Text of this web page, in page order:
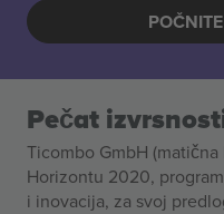
Pečat
Ticombo GmbH
Horizontu 2020,
i inovacija, za svoj